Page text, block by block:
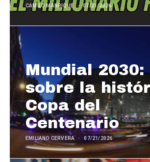
CAMILO MANRIQUE 07/21/2026
Mundial 2030:
sobre la
Copa del
Centenario
EMILIANO CERVERA 07/21/2026